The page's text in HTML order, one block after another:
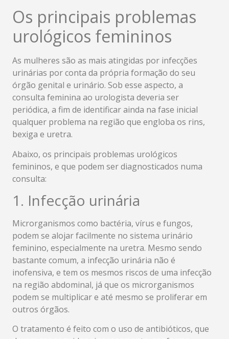
Os principais problemas
urológicos femininos
As mulheres são as mais atingidas por infecções
urinárias por conta da própria formação do seu
órgão genital e urinário. Sob esse aspecto, a
consulta feminina ao urologista deveria ser
periódica, a fim de identificar ainda na fase inicial
qualquer problema na região que engloba os rins,
bexiga e uretra.
Abaixo, os principais problemas urológicos
femininos, e que podem ser diagnosticados numa
consulta:
1. Infecção urinária
Microrganismos como bactéria, vírus e fungos,
podem se alojar facilmente no sistema urinário
feminino, especialmente na uretra. Mesmo sendo
bastante comum, a infecção urinária não é
inofensiva, e tem os mesmos riscos de uma infecção
na região abdominal, já que os microrganismos
podem se multiplicar e até mesmo se proliferar em
outros órgãos.
O tratamento é feito com o uso de antibióticos, que